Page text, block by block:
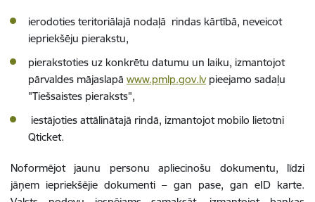
ierodoties teritoriālajā nodaļā rindas kārtībā, neveicot
iepriekšēju pierakstu,
pierakstoties uz konkrētu datumu un laiku, izmantojot
pārvaldes mājaslapā www.pmlp.gov.lvpieejamo sadaļu
"Tiešsaistes pieraksts",
iestājoties attālinātajā rindā, izmantojot mobilo lietotni
Qticket.
Noformējot jaunu personu apliecinošu dokumentu, līdzi
jāņem iepriekšējie dokumenti – gan pase, gan eID karte.